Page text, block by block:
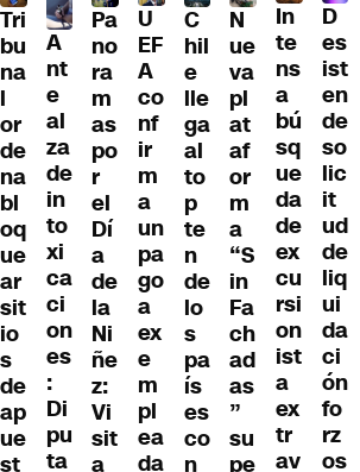
Tri
bu
na
l
or
de
na
bl
oq
ue
ar
sit
io
s
de
ap
ue
st
A
nt
e
al
za
de
in
to
xi
ca
ci
on
es
:
Di
pu
ta
Pa
no
ra
m
as
po
r
el
Dí
a
de
la
Ni
ñe
z:
Vi
sit
a
U
EF
A
co
nf
ir
m
a
un
pa
go
a
ex
e
m
pl
ea
da
C
hil
e
lle
ga
al
to
p
te
n
de
lo
s
pa
ís
es
co
n
N
ue
va
pl
at
af
or
m
a
“S
in
Fa
ch
ad
as
”
su
pe
In
te
ns
a
bú
sq
ue
da
de
ex
cu
rsi
on
ist
a
ex
tr
av
D
es
ist
en
de
so
lic
it
ud
de
liq
ui
da
ci
ón
fo
rz
os